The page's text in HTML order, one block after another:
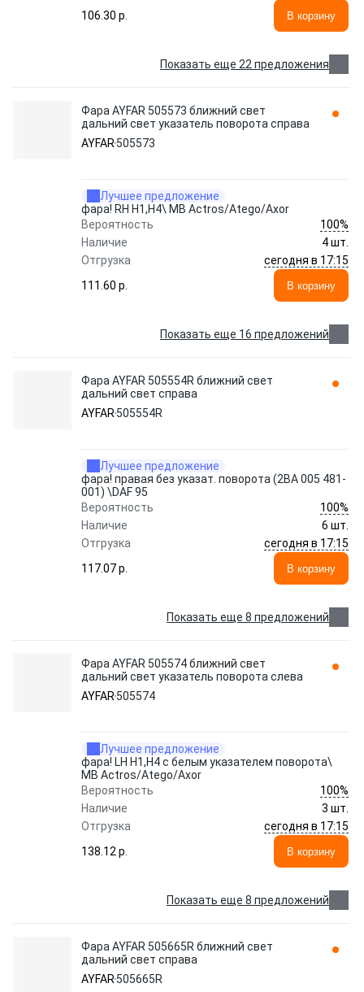
106.30 p.
В корзину
Показать еще 22 предложения
Фара AYFAR 505573 ближний свет
дальний свет указатель поворота справа
AYFAR 505573
Лучшее предложение
фара! RH H1,H4\ MB Actros/Atego/Axor
Вероятность
100%
Наличие
4 шт.
Отгрузка
сегодня в 17:15
111.60 p.
В корзину
Показать еще 16 предложений
Фара AYFAR 505554R ближний свет
дальний свет справа
AYFAR 505554R
Лучшее предложение
фара! правая без указат. поворота (2BA 005 481-
001) \DAF 95
Вероятность
100%
Наличие
6 шт.
Отгрузка
сегодня в 17:15
117.07 p.
В корзину
Показать еще 8 предложений
Фара AYFAR 505574 ближний свет
дальний свет указатель поворота слева
AYFAR 505574
Лучшее предложение
фара! LH H1,H4 с белым указателем поворота\
MB Actros/Atego/Axor
Вероятность
100%
Наличие
3 шт.
Отгрузка
сегодня в 17:15
138.12 p.
В корзину
Показать еще 8 предложений
Фара AYFAR 505665R ближний свет
дальний свет справа
AYFAR 505665R